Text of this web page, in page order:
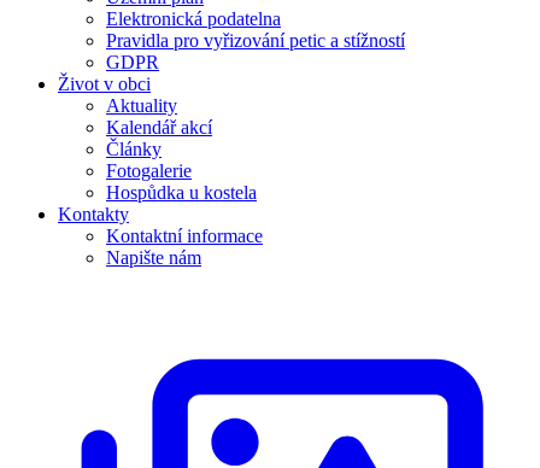
Elektronická podatelna
Pravidla pro vyřizování petic a stížností
GDPR
Život v obci
Aktuality
Kalendář akcí
Články
Fotogalerie
Hospůdka u kostela
Kontakty
Kontaktní informace
Napište nám